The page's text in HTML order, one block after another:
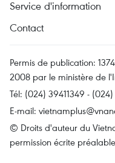
Service d'information
Contact
Permis de publication:
2008 par le ministère de
Tél: (024) 39411349 -
E-mail:
© Droits d'auteur du
permission écrite